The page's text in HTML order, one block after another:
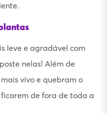
leve e agradável com
nelas! Além de
vivo e quebram o
ficarem de fora de toda a